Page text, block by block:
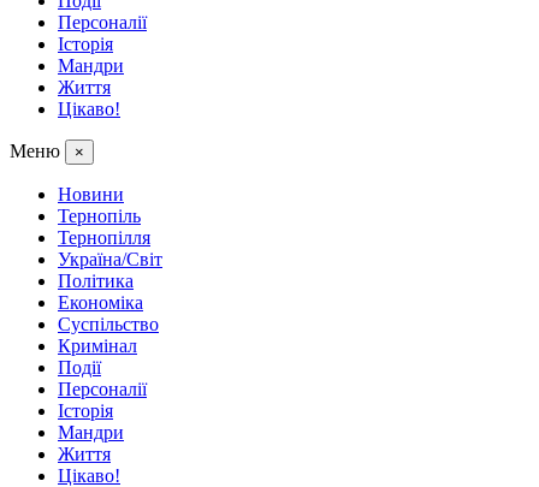
Персоналії
Історія
Мандри
Життя
Цікаво!
Меню ×
Новини
Тернопіль
Тернопілля
Україна/Світ
Політика
Економіка
Суспільство
Кримінал
Події
Персоналії
Історія
Мандри
Життя
Цікаво!